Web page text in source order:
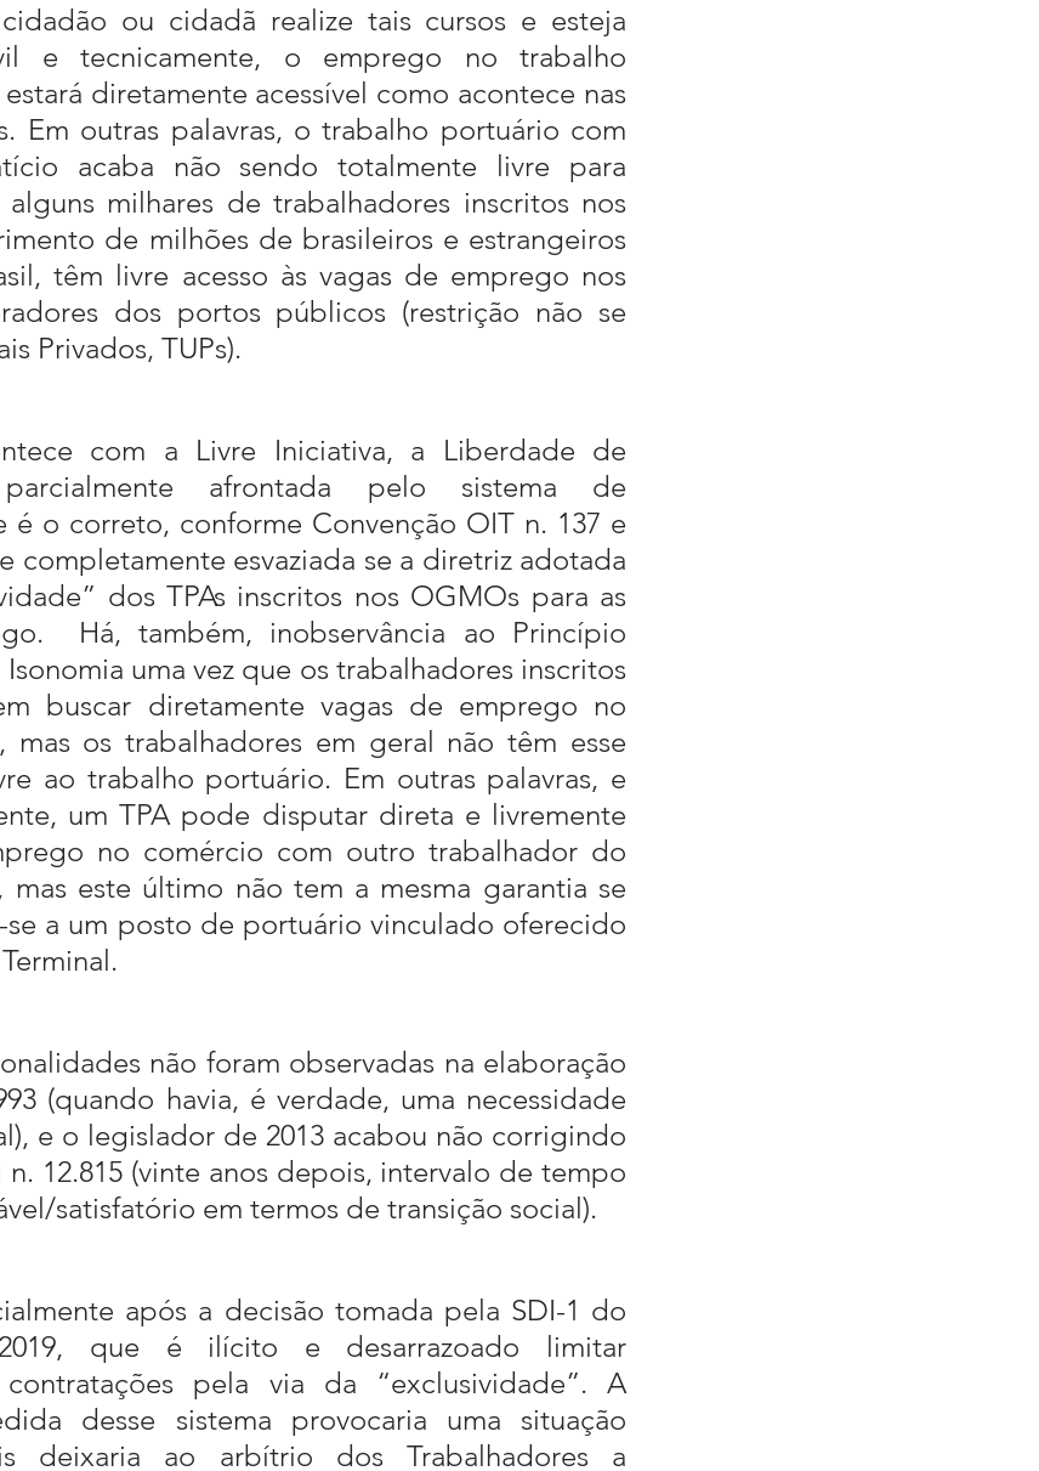
ou cidadã realize tais cursos e esteja
e tecnicamente, o emprego no trabalho
diretamente acessível como acontece nas
Em outras palavras, o trabalho portuário com
acaba não sendo totalmente livre para
milhares de trabalhadores inscritos nos
de milhões de brasileiros e estrangeiros
têm livre acesso às vagas de emprego nos
dos portos públicos (restrição não se
Privados, TUPs).
com a Livre Iniciativa, a Liberdade de
afrontada pelo sistema de
é o correto, conforme Convenção OIT n. 137 e
completamente esvaziada se a diretriz adotada
dos TPAs inscritos nos OGMOs para as
Há, também, inobservância ao Princípio
uma vez que os trabalhadores inscritos
buscar diretamente vagas de emprego no
mas os trabalhadores em geral não têm esse
ao trabalho portuário. Em outras palavras, e
um TPA pode disputar direta e livremente
no comércio com outro trabalhador do
mas este último não tem a mesma garantia se
se a um posto de portuário vinculado oferecido
não foram observadas na elaboração
(quando havia, é verdade, uma necessidade
e o legislador de 2013 acabou não corrigindo
12.815 (vinte anos depois, intervalo de tempo
satisfatório em termos de transição social).
após a decisão tomada pela SDI-1 do
que é ilícito e desarrazoado limitar
pela via da “exclusividade”. A
desse sistema provocaria uma situação
deixaria ao arbítrio dos Trabalhadores a